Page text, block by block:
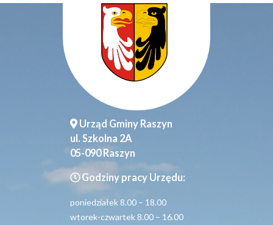
Urząd Gminy Raszyn
ul. Szkolna 2A
05-090 Raszyn
Godziny pracy Urzędu:
poniedziałek 8.00 – 18.00
wtorek-czwartek 8.00 – 16.00